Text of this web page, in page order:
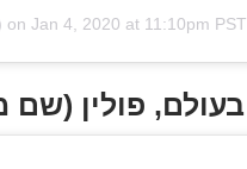
on Jan 4, 2020 at 11:10pm PST